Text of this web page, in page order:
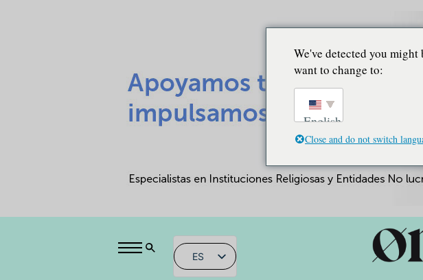
ES
We've detected you
want to change to:
English
Close and do not switch